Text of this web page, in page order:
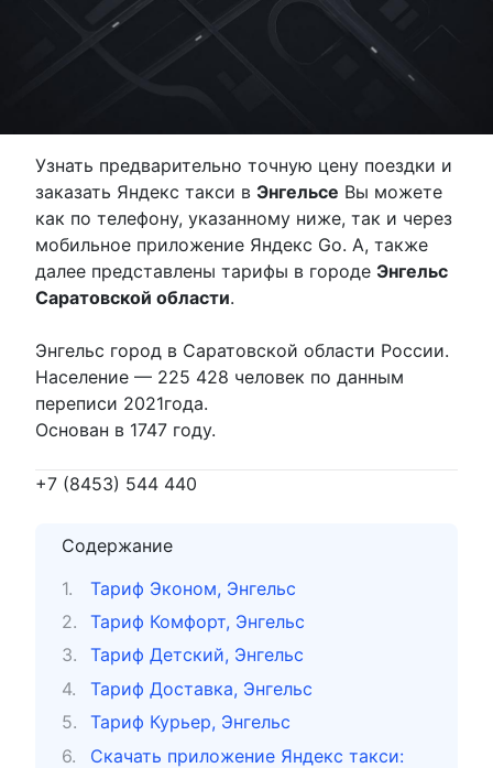
Узнать предварительно точную цену поездки и
заказать Яндекс такси в Энгельсе Вы можете
как по телефону, указанному ниже, так и через
мобильное приложение Яндекс Go. А, также
далее представлены тарифы в городе Энгельс
Саратовской области.
Энгельс город в Саратовской области России.
Население — 225 428 человек по данным
переписи 2021года.
Основан в 1747 году.
+7 (8453) 544 440
Содержание
Тариф Эконом, Энгельс
Тариф Комфорт, Энгельс
Тариф Детский, Энгельс
Тариф Доставка, Энгельс
Тариф Курьер, Энгельс
Скачать приложение Яндекс такси: